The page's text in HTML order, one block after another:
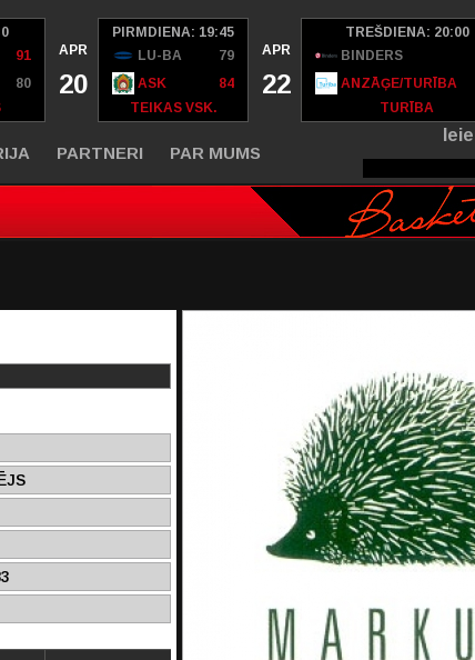
91
80
APR
20
PIRMDIENA: 19:45
LU-BA
79
ASK
84
TEIKAS VSK.
APR
22
TREŠDIENA: 20:00
BINDERS
ANZĀĢE/TURĪBA
TURĪBA
PARTNERI PAR MUMS